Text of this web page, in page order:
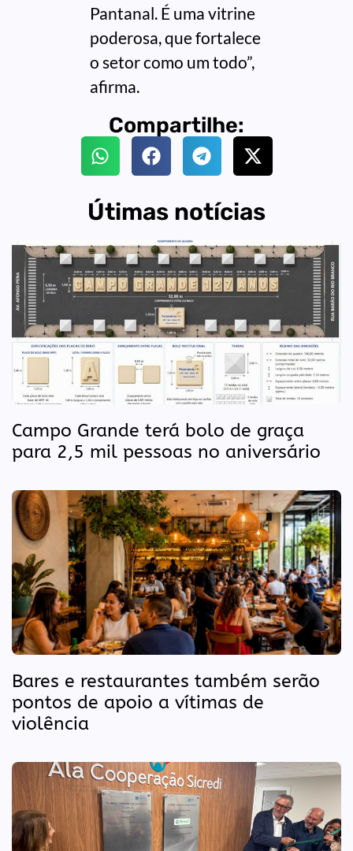
Pantanal. É uma vitrine
poderosa, que fortalece
o setor como um todo”,
afirma.
Compartilhe:
Útimas notícias
Campo Grande terá bolo de graça
para 2,5 mil pessoas no aniversário
Bares e restaurantes também serão
pontos de apoio a vítimas de
violência